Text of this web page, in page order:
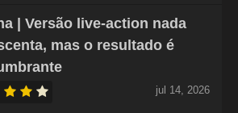
| Versão live-action nada
mas o resultado é
jul 14, 2026